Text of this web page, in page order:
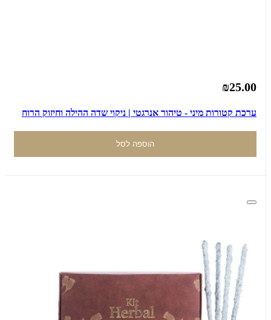
₪25.00
ערכת קטורות מיני - טיהור אנרגטי | ניקוי שדה ההילה וחיזוק הרוח
הוספה לסל